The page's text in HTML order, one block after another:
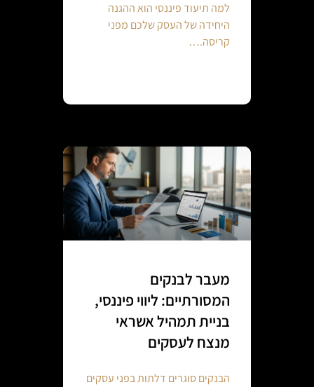
למה תיעוד פיננסי הוא ההגנה
היחידה של העסק שלכם מפני
קריסה.…
מעבר לבנקים
המסורתיים: ליווי פיננסי,
בניית תמהיל אשראי
מנצח לעסקים
הבנקים סוגרים דלתות בפני עסקים